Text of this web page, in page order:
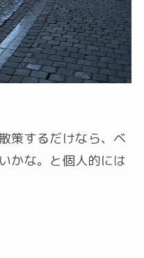
策するだけなら、ベ
かな。と個人的には